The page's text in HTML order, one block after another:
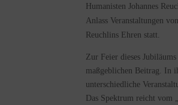
Humanisten Johannes
Anlass Veranstaltungen
Reuchlins Ehren statt.
Zur Feier dieses
maßgeblichen Beitrag. In
unterschiedliche
Das Spektrum reicht vom